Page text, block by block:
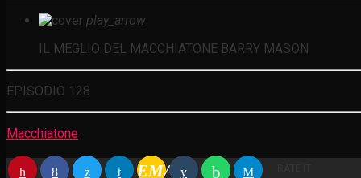
play_arrow
IL MEGLIO DEL MACCHIATONE BARRY MASON
EPISODIO 128
Macchiatone
EMAIL